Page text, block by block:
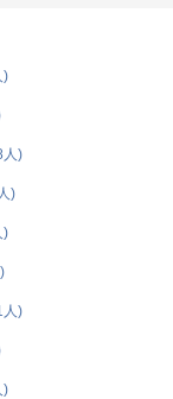
)
人)
)
)
人)
)